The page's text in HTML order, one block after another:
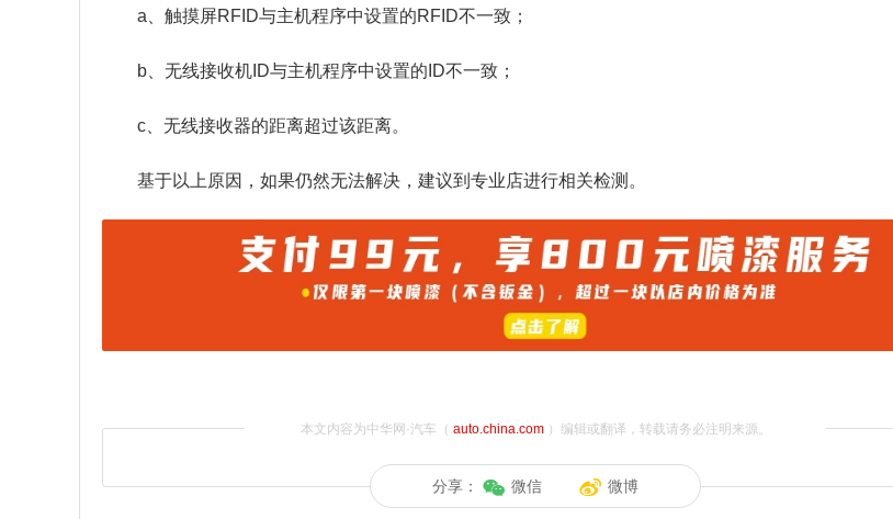
a、触摸屏RFID与主机程序中设置的RFID不一致；
b、无线接收机ID与主机程序中设置的ID不一致；
c、无线接收器的距离超过该距离。
基于以上原因，如果仍然无法解决，建议到专业店进行相关检测。
本文内容为中华网·汽车（ auto.china.com）编辑或翻译，转载请务必注明来源。
分享： 微信 微博